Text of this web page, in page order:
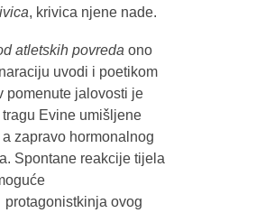
, krivica njene nade.
atletskih povredaono
uvodi i poetikom
pomenute jalovosti je
Evine umišljene
zapravo hormonalnog
Spontane reakcije tijela
ovog